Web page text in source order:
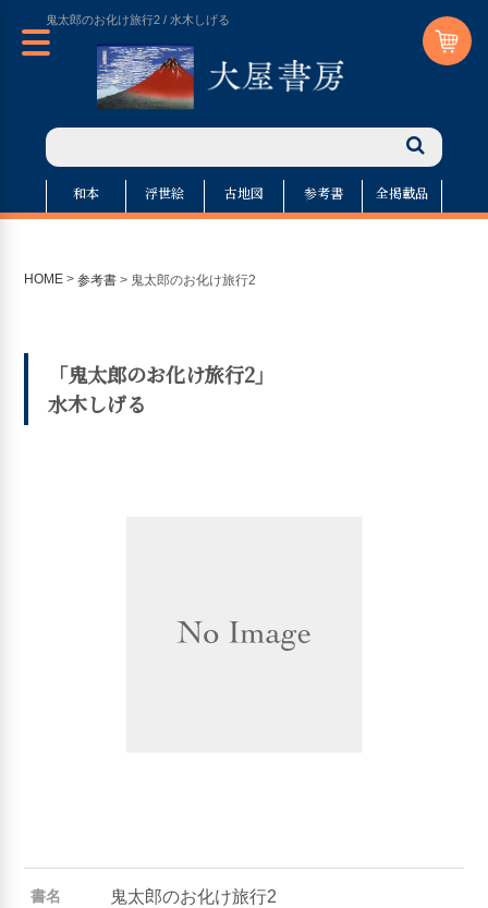
鬼太郎のお化け旅行2 / 水木しげる
和本 浮世絵 古地図 参考書 全掲載品
HOME >参考書 > 鬼太郎のお化け旅行2
「鬼太郎のお化け旅行2」
水木しげる
書名 鬼太郎のお化け旅行2